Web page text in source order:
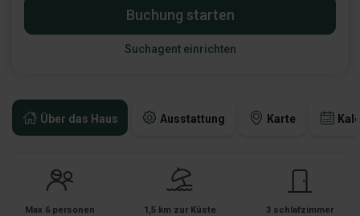
Über das Haus Ausstattung Karte
Max 6 personen 1,5 km zur Küste 3 schlafzimmer
Buchung starten
Suchagent einrichten